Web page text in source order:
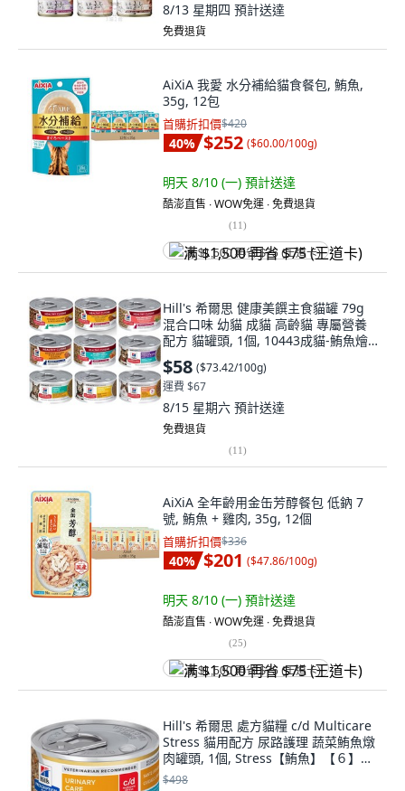
8/13 星期四 預計送達
免費退貨
AiXiA 我愛 水分補給貓食餐包, 鮪魚,
35g, 12包
首購折扣價$420
40% $252 ($60.00/100g)
明天 8/10 (一) 預計送達
酷澎直售 ∙ WOW免運 ∙ 免費退貨
(11)
满 $1,500 再省 $75 (王道卡)
Hill's 希爾思 健康美饌主食貓罐 79g
混合口味 幼貓 成貓 高齡貓 專屬營養
配方 貓罐頭, 1個, 10443成貓-鮪魚燴
胡蘿蔔
$58 ($73.42/100g)
運費 $67
8/15 星期六 預計送達
免費退貨
(11)
AiXiA 全年齡用金缶芳醇餐包 低鈉 7
號, 鮪魚 + 雞肉, 35g, 12個
首購折扣價$336
40% $201 ($47.86/100g)
明天 8/10 (一) 預計送達
酷澎直售 ∙ WOW免運 ∙ 免費退貨
(25)
满 $1,500 再省 $75 (王道卡)
Hill's 希爾思 處方貓糧 c/d Multicare
Stress 貓用配方 尿路護理 蔬菜鮪魚燉
肉罐頭, 1個, Stress【鮪魚】【６】罐,
82g, 鮪魚
$498